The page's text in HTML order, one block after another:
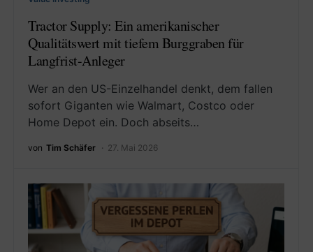
Tractor Supply: Ein amerikanischer
Qualitätswert mit tiefem Burggraben für
Langfrist-Anleger
Wer an den US-Einzelhandel denkt, dem fallen
sofort Giganten wie Walmart, Costco oder
Home Depot ein. Doch abseits…
von Tim Schäfer 27. Mai 2026